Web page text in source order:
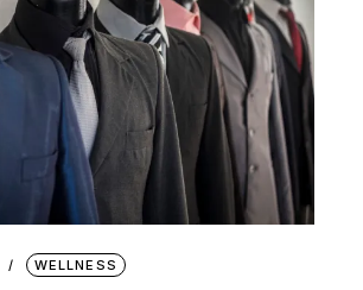
WELLNESS